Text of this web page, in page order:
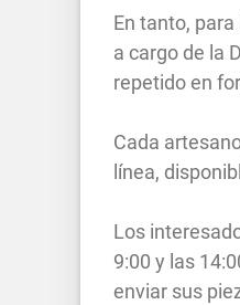
En tanto,
a cargo de la
repetido en
Cada
línea,
Los
9:00 y las
enviar sus